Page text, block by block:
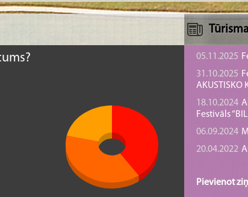
05.11.2025
31.10.2025
AKUSTISKO
18.10.2024
Festivāls
06.09.2024
20.04.2022
Pievienot